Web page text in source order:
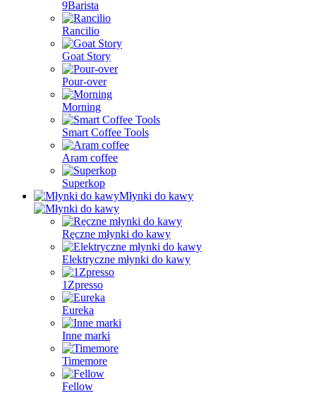
9Barista
Rancilio
Goat Story
Pour-over
Morning
Smart Coffee Tools
Aram coffee
Superkop
Młynki do kawy
Ręczne młynki do kawy
Elektryczne młynki do kawy
1Zpresso
Eureka
Inne marki
Timemore
Fellow